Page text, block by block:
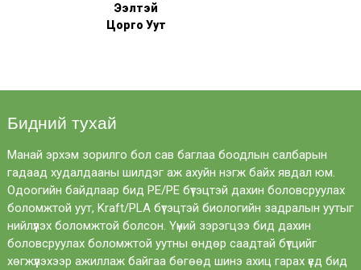
Ээлтэй
Цорго Уут
Бидний тухай
Манай эрхэм зорилго бол сав баглаа боодлын салбарын
гадаад худалдааны шилдэг аж ахуйн нэгж байх явдал юм.
Одоогийн байдлаар бид PE/PE бүтэцтэй дахин боловсруулах
боломжтой уут, Kraft/PLA бүтэцтэй биологийн задралын уутыг
нийлүүлэх боломжтой болсон. Үүний зэрэгцээ бид дахин
боловсруулах боломжтой уутны өндөр саадтай бүтцийг
хөгжүүлэхээр ажиллаж байгаа бөгөөд шинэ ахиц гарах үед бид